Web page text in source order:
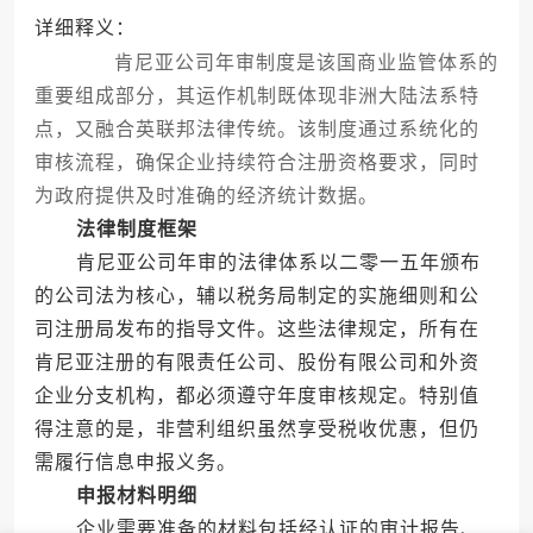
详细释义：
肯尼亚公司年审制度是该国商业监管体系的
重要组成部分，其运作机制既体现非洲大陆法系特
点，又融合英联邦法律传统。该制度通过系统化的
审核流程，确保企业持续符合注册资格要求，同时
为政府提供及时准确的经济统计数据。
法律制度框架
肯尼亚公司年审的法律体系以二零一五年颁布
的公司法为核心，辅以税务局制定的实施细则和公
司注册局发布的指导文件。这些法律规定，所有在
肯尼亚注册的有限责任公司、股份有限公司和外资
企业分支机构，都必须遵守年度审核规定。特别值
得注意的是，非营利组织虽然享受税收优惠，但仍
需履行信息申报义务。
申报材料明细
企业需要准备的材料包括经认证的审计报告、